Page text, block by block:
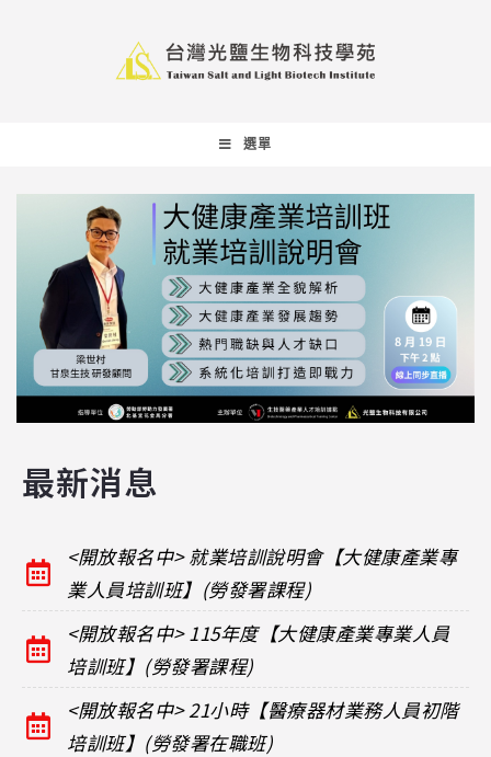
選單
最新消息
<開放報名中> 就業培訓說明會【大健康產業專
業人員培訓班】(勞發署課程)
<開放報名中> 115年度【大健康產業專業人員
培訓班】(勞發署課程)
<開放報名中> 21小時【醫療器材業務人員初階
培訓班】(勞發署在職班)